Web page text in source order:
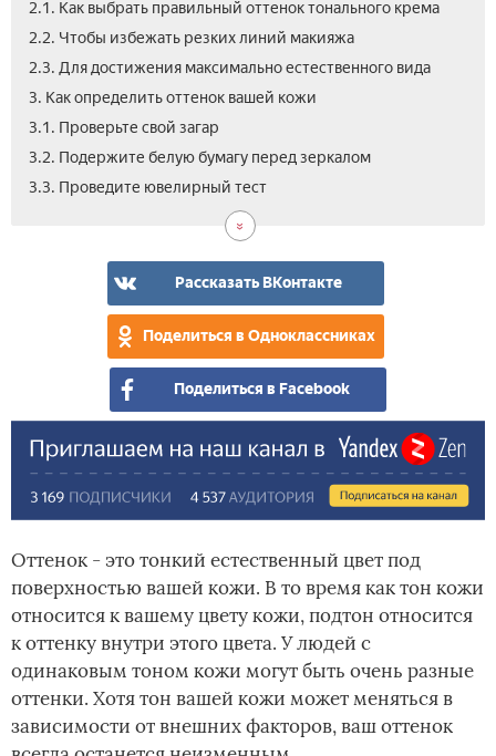
2.1. Как выбрать правильный оттенок тонального крема
2.2. Чтобы избежать резких линий макияжа
2.3. Для достижения максимально естественного вида
3. Как определить оттенок вашей кожи
3.1. Проверьте свой загар
3.2. Подержите белую бумагу перед зеркалом
3.3. Проведите ювелирный тест
Рассказать ВКонтакте
Поделиться в Одноклассниках
Поделиться в Facebook
Оттенок - это тонкий естественный цвет под
поверхностью вашей кожи. В то время как тон кожи
относится к вашему цвету кожи, подтон относится
к оттенку внутри этого цвета. У людей с
одинаковым тоном кожи могут быть очень разные
оттенки. Хотя тон вашей кожи может меняться в
зависимости от внешних факторов, ваш оттенок